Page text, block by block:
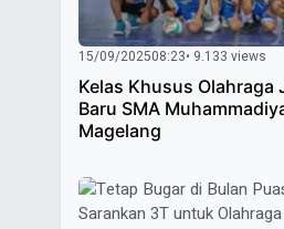
15/09/202508:23• 9.133 views
Kelas Khusus Olahraga
Baru SMA
Magelang